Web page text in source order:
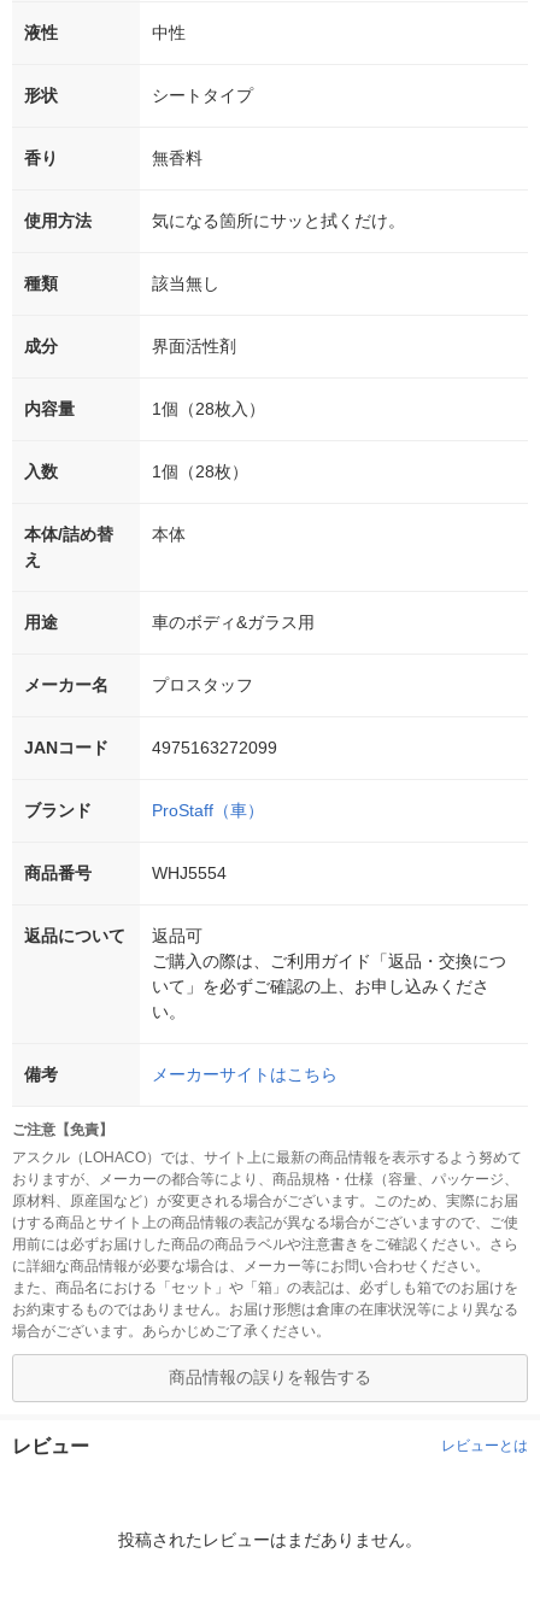
液性 中性
形状 シートタイプ
香り 無香料
使用方法 気になる箇所にサッと拭くだけ。
種類 該当無し
成分 界面活性剤
内容量 1個（28枚入）
入数 1個（28枚）
本体/詰め替
え
本体
用途 車のボディ&ガラス用
メーカー名 プロスタッフ
JANコード 4975163272099
ブランド ProStaff（車）
商品番号 WHJ5554
返品について
返品可
ご購入の際は、ご利用ガイド「返品・交換につ
いて」を必ずご確認の上、お申し込みくださ
い。
備考 メーカーサイトはこちら
ご注意【免責】
アスクル（LOHACO）では、サイト上に最新の商品情報を表示するよう努めて
おりますが、メーカーの都合等により、商品規格・仕様（容量、パッケージ、
原材料、原産国など）が変更される場合がございます。このため、実際にお届
けする商品とサイト上の商品情報の表記が異なる場合がございますので、ご使
用前には必ずお届けした商品の商品ラベルや注意書きをご確認ください。さら
に詳細な商品情報が必要な場合は、メーカー等にお問い合わせください。
また、商品名における「セット」や「箱」の表記は、必ずしも箱でのお届けを
お約束するものではありません。お届け形態は倉庫の在庫状況等により異なる
場合がございます。あらかじめご了承ください。
商品情報の誤りを報告する
レビュー レビューとは
投稿されたレビューはまだありません。